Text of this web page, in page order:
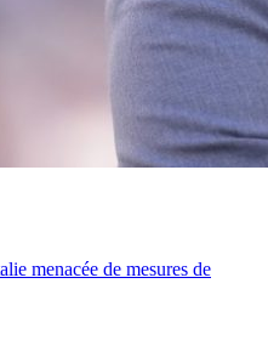
menacée de mesures de